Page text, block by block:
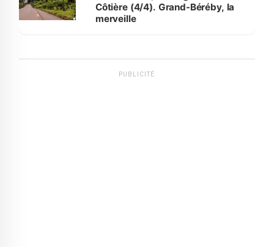
Côtière (4/4). Grand-Béréby, la
merveille
PUBLICITÉ